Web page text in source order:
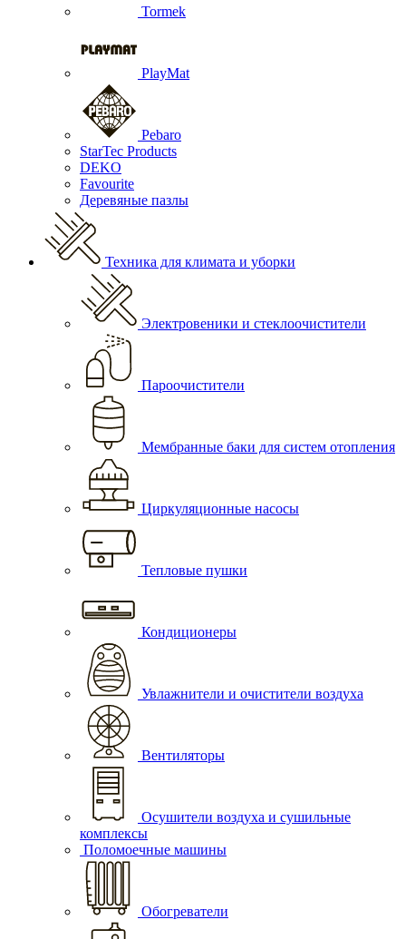
Tormek
PlayMat
Pebaro
StarTec Products
DEKO
Favourite
Деревяные пазлы
Техника для климата и уборки
Электровеники и стеклоочистители
Пароочистители
Мембранные баки для систем отопления
Циркуляционные насосы
Тепловые пушки
Кондиционеры
Увлажнители и очистители воздуха
Вентиляторы
Осушители воздуха и сушильные
комплексы
Поломоечные машины
Обогреватели